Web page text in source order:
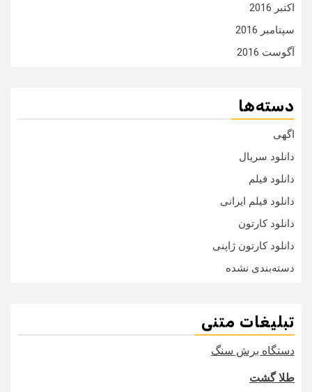
اکتبر 2016
سپتامبر 2016
آگوست 2016
دسته‌ها
اگهی
دانلود سریال
دانلود فیلم
دانلود فیلم ایرانی
دانلود کارتون
دانلود کارتون ژاپنی
دسته‌بندی نشده
تبلیغات متنی
دستگاه برش سنگ
طلا گشت